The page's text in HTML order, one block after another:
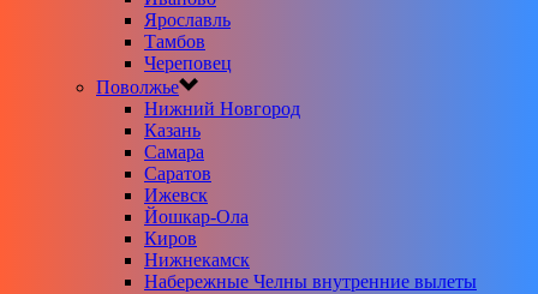
Ярославль
Тамбов
Череповец
Поволжье
Нижний Новгород
Казань
Самара
Саратов
Ижевск
Йошкар-Ола
Киров
Нижнекамск
Набережные Челны внутренние вылеты